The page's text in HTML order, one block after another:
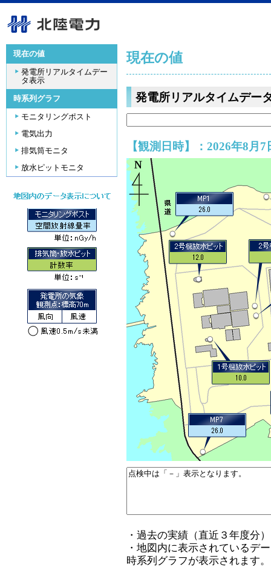
現在の値
発電所リアルタイムデー
タ表示
時系列グラフ
モニタリングポスト
電気出力
排気筒モニタ
放水ピットモニタ
現在の値
発電所リアルタイムデー
【観測日時】：2026年8月
・過去の実績（直近３年度分
・地図内に表示されているデ
時系列グラフが表示されます。